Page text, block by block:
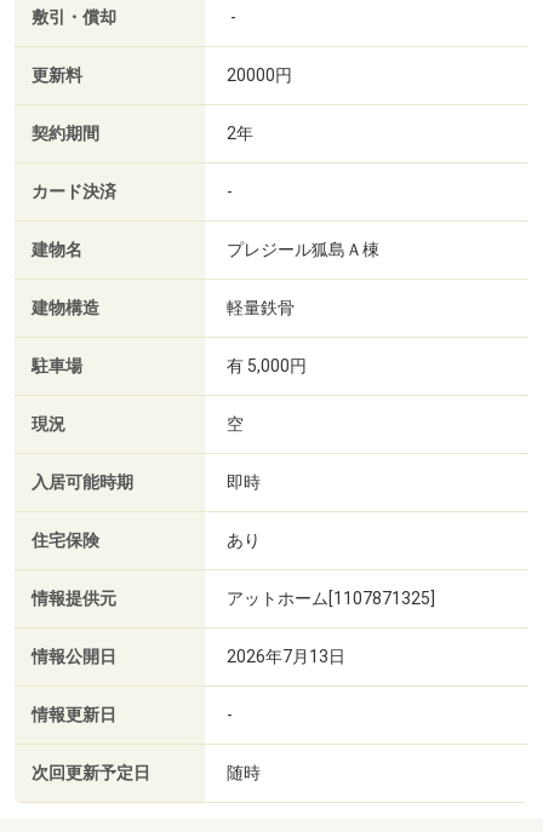
敷引・償却 -
更新料 20000円
契約期間 2年
カード決済 -
建物名 プレジール狐島Ａ棟
建物構造 軽量鉄骨
駐車場 有 5,000円
現況 空
入居可能時期 即時
住宅保険 あり
情報提供元 アットホーム[1107871325]
情報公開日 2026年7月13日
情報更新日 -
次回更新予定日 随時